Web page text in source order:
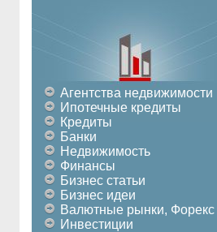
Агентства недвижимости
Ипотечные кредиты
Кредиты
Банки
Недвижимость
Финансы
Бизнес статьи
Бизнес идеи
Валютные рынки, Форекс
Инвестиции